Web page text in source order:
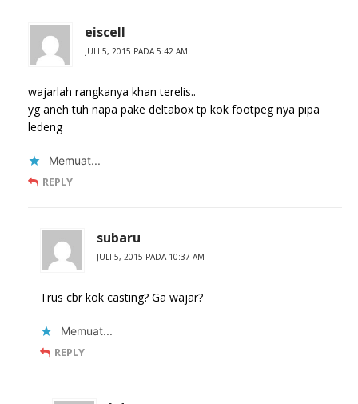
eiscell
JULI 5, 2015 PADA 5:42 AM
wajarlah rangkanya khan terelis..
yg aneh tuh napa pake deltabox tp kok footpeg nya pipa
ledeng
Memuat...
REPLY
subaru
JULI 5, 2015 PADA 10:37 AM
Trus cbr kok casting? Ga wajar?
Memuat...
REPLY